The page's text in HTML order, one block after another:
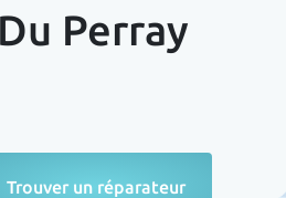
Perray
Trouver un réparateur